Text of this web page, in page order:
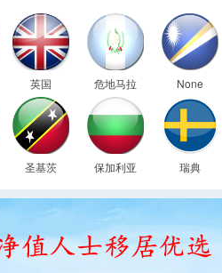
英国 危地马拉 None
圣基茨 保加利亚 瑞典